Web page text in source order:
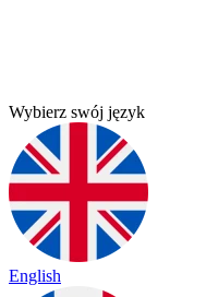
Wybierz swój język
English